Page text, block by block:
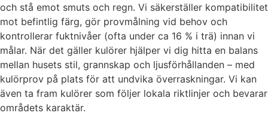
och stå emot smuts och regn. Vi säkerställer kompatibilitet
mot befintlig färg, gör provmålning vid behov och
kontrollerar fuktnivåer (ofta under ca 16 % i trä) innan vi
målar. När det gäller kulörer hjälper vi dig hitta en balans
mellan husets stil, grannskap och ljusförhållanden – med
kulörprov på plats för att undvika överraskningar. Vi kan
även ta fram kulörer som följer lokala riktlinjer och bevarar
områdets karaktär.